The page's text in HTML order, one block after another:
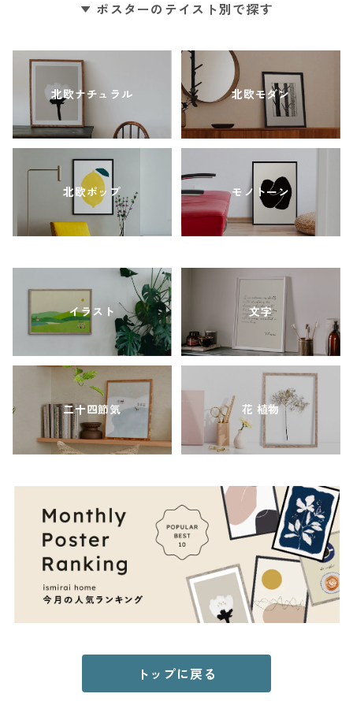
ポスターのテイスト別で探す
北欧ナチュラル 北欧モダン
北欧ポップ モノトーン
イラスト 文字
二十四節気 花 植物
トップに戻る